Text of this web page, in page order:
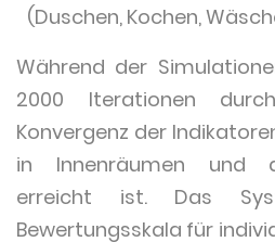
(Duschen, Kochen,
Während der
2000 Iterationen
Konvergenz der
in Innenräumen und
erreicht ist. Das
Bewertungsskala für